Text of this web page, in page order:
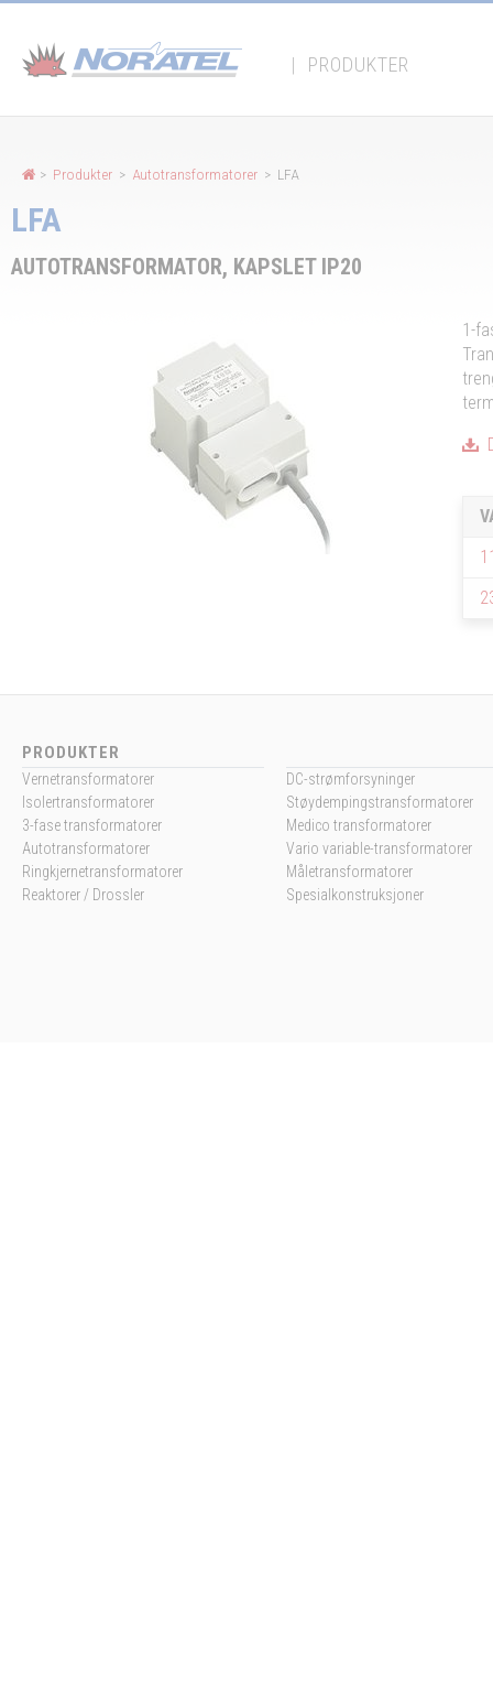
| PRODUKTER
> Produkter > Autotransformatorer > LFA
LFA
AUTOTRANSFORMATOR, KAPSLET IP20
1-
PRODUKTER
Vernetransformatorer
Isolertransformatorer
3-fase transformatorer
Autotransformatorer
Ringkjernetransformatorer
Reaktorer / Drossler
DC-strømforsyninger
Støydempingstransformatorer
Medico transformatorer
Vario variable-transformatorer
Måletransformatorer
Spesialkonstruksjoner
Panel for informasjonskapsler